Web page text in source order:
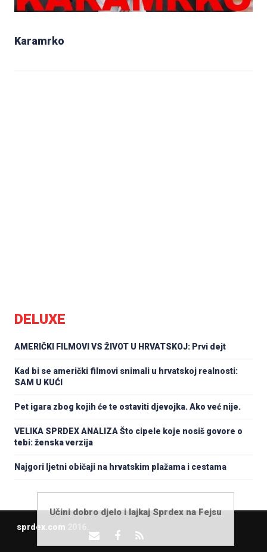
Karamrko
DELUXE
AMERIČKI FILMOVI VS ŽIVOT U HRVATSKOJ: Prvi dejt
Kad bi se američki filmovi snimali u hrvatskoj realnosti:
SAM U KUĆI
Pet igara zbog kojih će te ostaviti djevojka. Ako već nije.
VELIKA SPRDEX ANALIZA Što cipele koje nosiš govore o
tebi: ženska verzija
Najgori ljetni običaji na hrvatskim plažama i cestama
sprdex.com
Učini dobro djelo i lajkaj Sprdex na Fejsu